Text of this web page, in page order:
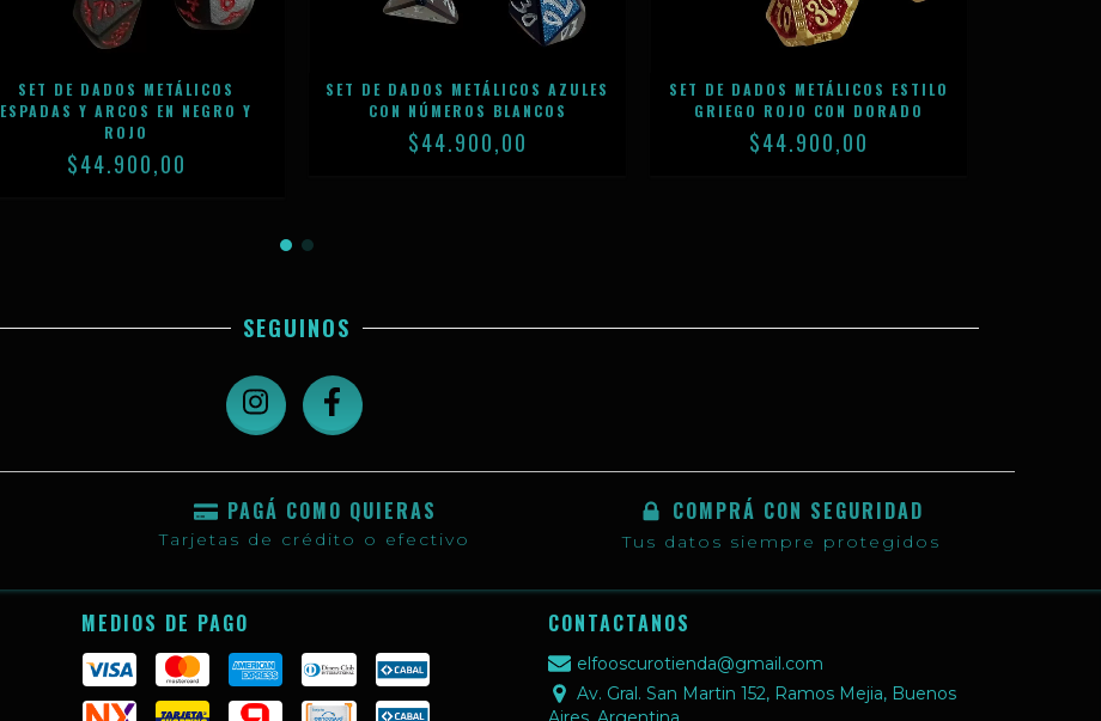
SET DE DADOS METÁLICOS
ESPADAS Y ARCOS EN NEGRO Y
ROJO
$44.900,00
SET DE DADOS METÁLICOS AZULES
CON NÚMEROS BLANCOS
$44.900,00
SET DE DADOS METÁLICOS ESTILO
GRIEGO ROJO CON DORADO
$44.900,00
SEGUINOS
PAGÁ COMO QUIERAS
Tarjetas de crédito o efectivo
COMPRÁ CON SEGURIDAD
Tus datos siempre protegidos
MEDIOS DE PAGO CONTACTANOS
elfooscurotienda@gmail.com
Av. Gral. San Martin 152, Ramos Mejia, Buenos